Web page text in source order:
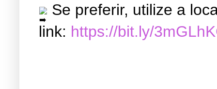
Se preferir, utilize a
link: https://bit.ly/